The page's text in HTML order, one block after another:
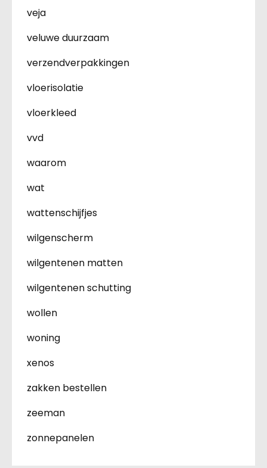
veja
veluwe duurzaam
verzendverpakkingen
vloerisolatie
vloerkleed
vvd
waarom
wat
wattenschijfjes
wilgenscherm
wilgentenen matten
wilgentenen schutting
wollen
woning
xenos
zakken bestellen
zeeman
zonnepanelen